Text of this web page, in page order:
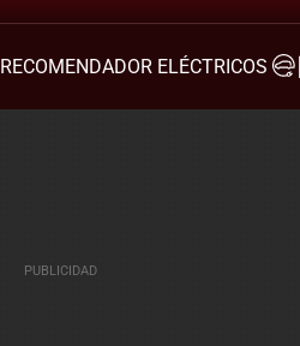
RECOMENDADOR ELÉCTRICOS